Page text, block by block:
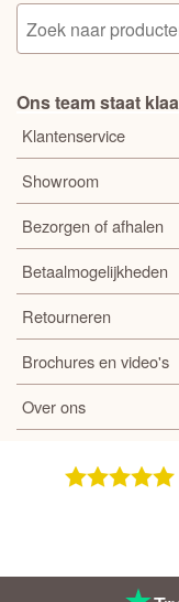
Ons team staat
Klantenservice
Showroom
Bezorgen of afhalen
Betaalmogelijkheden
Retourneren
Brochures en video's
Over ons